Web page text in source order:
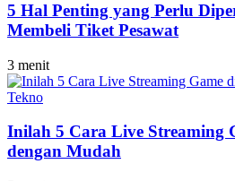
5 Hal Penting yang Perlu
Membeli Tiket Pesawat
3 menit
Tekno
Inilah 5 Cara Live Streaming
dengan Mudah